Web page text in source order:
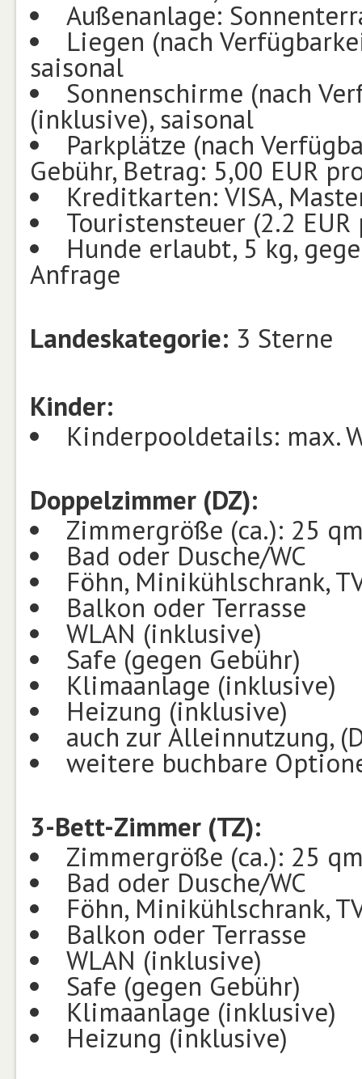
Außenanlage:
Liegen (nach
saisonal
Sonnenschirme (nach
(inklusive), saisonal
Parkplätze (nach
Gebühr, Betrag: 5,00 EUR
Kreditkarten: VISA,
Touristensteuer (2.2
Hunde erlaubt, 5 kg,
Anfrage
Landeskategorie: 3 Sterne
Kinder:
Kinderpooldetails: max.
Doppelzimmer (DZ):
Zimmergröße (ca.): 25
Bad oder Dusche/WC
Föhn, Minikühlschrank,
Balkon oder Terrasse
WLAN (inklusive)
Safe (gegen Gebühr)
Klimaanlage (inklusive)
Heizung (inklusive)
auch zur Alleinnutzung,
weitere buchbare
3-Bett-Zimmer (TZ):
Zimmergröße (ca.): 25
Bad oder Dusche/WC
Föhn, Minikühlschrank,
Balkon oder Terrasse
WLAN (inklusive)
Safe (gegen Gebühr)
Klimaanlage (inklusive)
Heizung (inklusive)